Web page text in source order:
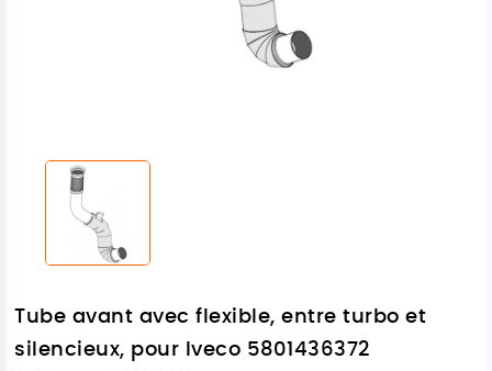
Tube avant avec flexible, entre turbo et
silencieux, pour Iveco 5801436372